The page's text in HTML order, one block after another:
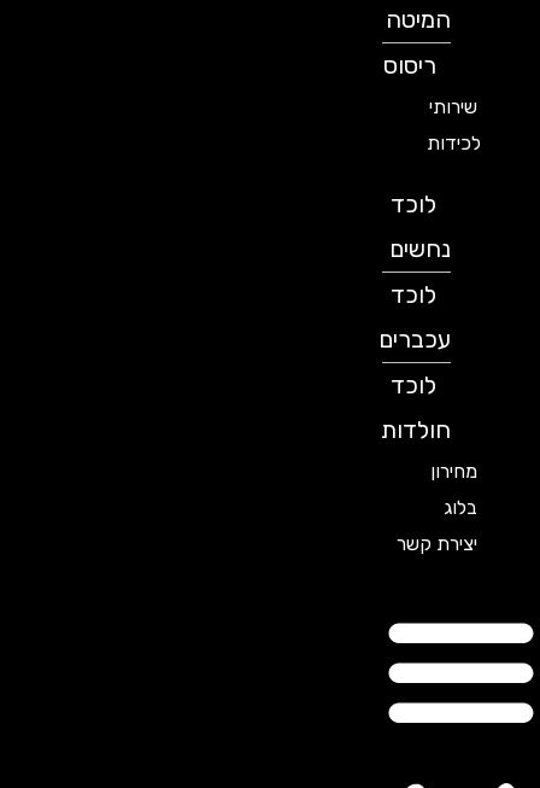
המיטה
ריסוס
שירותי
לכידות
לוכד
נחשים
לוכד
עכברים
לוכד
חולדות
מחירון
בלוג
יצירת קשר